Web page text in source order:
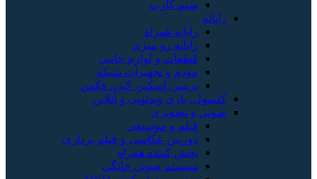
سیم کارت
رایانه
رایانه همراه
رایانه رو میزی
قطعات و لوازم جانبی
مودم و تجهیزات شبکه
پرینتر، اسکنر، کپی، فکس
کنسول، بازی‌ ویدئویی و آنلاین
صوتی و تصویری
فیلم و موسیقی
دوربین عکاسی و فیلم برداری
پخش کننده همراه
سیستم صوتی خانگی